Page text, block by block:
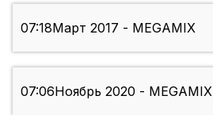
07:18Март 2017 - MEGAMIX
07:06Ноябрь 2020 - MEGAMIX